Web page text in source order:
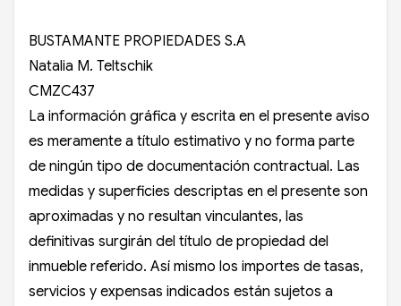
BUSTAMANTE PROPIEDADES S.A
Natalia M. Teltschik
CMZC437
La información gráfica y escrita en el presente aviso
es meramente a título estimativo y no forma parte
de ningún tipo de documentación contractual. Las
medidas y superficies descriptas en el presente son
aproximadas y no resultan vinculantes, las
definitivas surgirán del título de propiedad del
inmueble referido. Así mismo los importes de tasas,
servicios y expensas indicados están sujetos a